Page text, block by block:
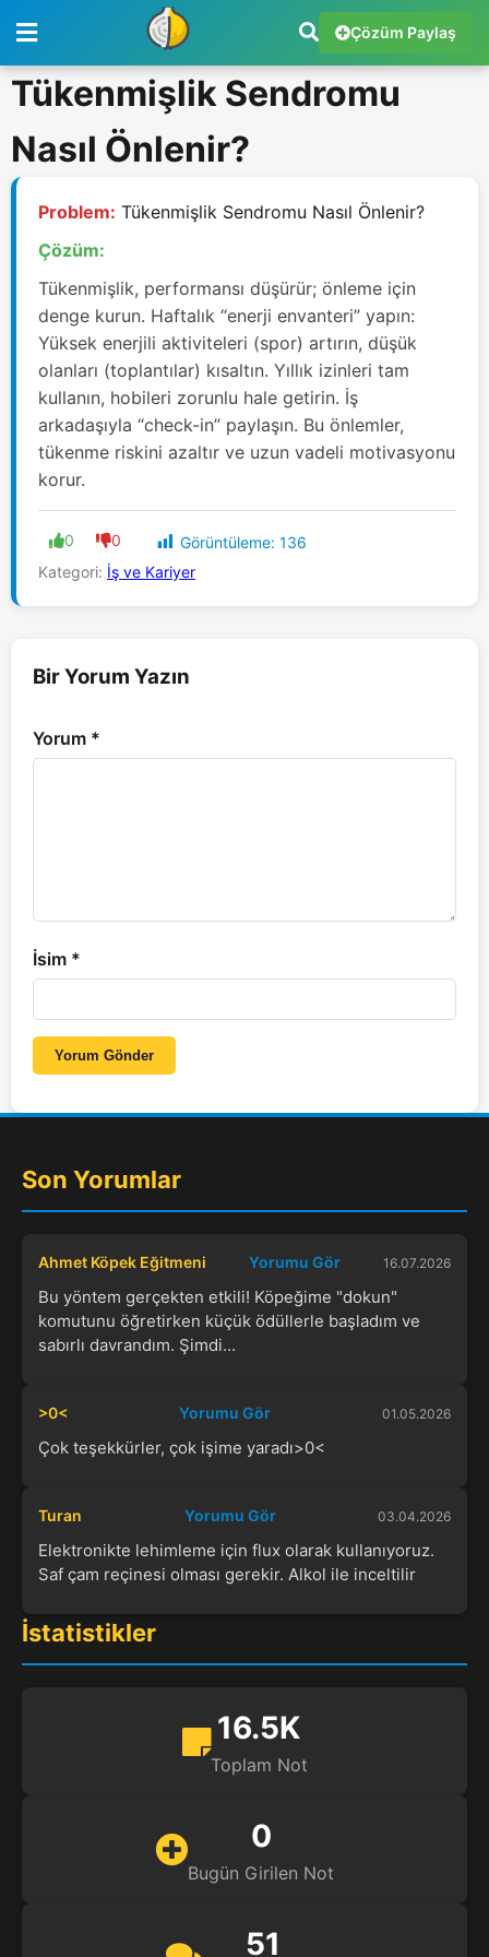
Çözüm Paylaş
Tükenmişlik Sendromu
Nasıl Önlenir?
Problem: Tükenmişlik Sendromu Nasıl Önlenir?
Çözüm:
Tükenmişlik, performansı düşürür; önleme için
denge kurun. Haftalık “enerji envanteri” yapın:
Yüksek enerjili aktiviteleri (spor) artırın, düşük
olanları (toplantılar) kısaltın. Yıllık izinleri tam
kullanın, hobileri zorunlu hale getirin. İş
arkadaşıyla “check-in” paylaşın. Bu önlemler,
tükenme riskini azaltır ve uzun vadeli motivasyonu
korur.
0 0 Görüntüleme: 136
Kategori: İş ve Kariyer
Bir Yorum Yazın
Yorum *
İsim *
Yorum Gönder
Son Yorumlar
Ahmet Köpek Eğitmeni Yorumu Gör 16.07.2026
Bu yöntem gerçekten etkili! Köpeğime "dokun"
komutunu öğretirken küçük ödüllerle başladım ve
sabırlı davrandım. Şimdi...
>0< Yorumu Gör 01.05.2026
Çok teşekkürler, çok işime yaradı>0<
Turan Yorumu Gör 03.04.2026
Elektronikte lehimleme için flux olarak kullanıyoruz.
Saf çam reçinesi olması gerekir. Alkol ile inceltilir
İstatistikler
16.5K
Toplam Not
0
Bugün Girilen Not
51